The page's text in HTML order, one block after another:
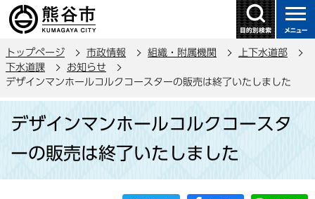
の
ー
ジ
トップページ 市政情報 組織・附属機関
上下水道部
下水道課
お知らせ
デザインマンホールコルクコースターの販売は終了いたしました
か
デザインマンホールコルクコースタ
ーの販売は終了いたしました